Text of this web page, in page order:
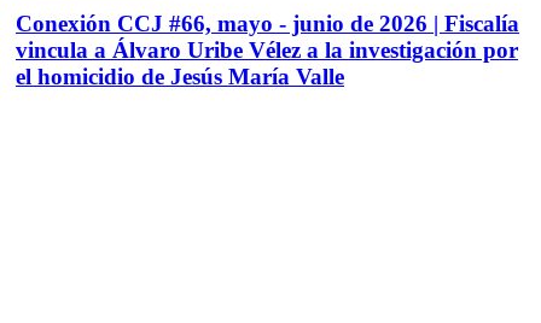
Conexión CCJ #66, mayo - junio de 2026 | Fiscalía
vincula a Álvaro Uribe Vélez a la investigación por
el homicidio de Jesús María Valle